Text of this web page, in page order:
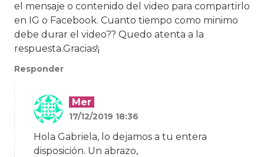
el mensaje o contenido del video para compartirlo
en IG o Facebook. Cuanto tiempo como minimo
debe durar el video?? Quedo atenta a la
respuesta.Gracias!¡
Responder
Mer
17/12/2019 18:36
Hola Gabriela, lo dejamos a tu entera
disposición. Un abrazo,